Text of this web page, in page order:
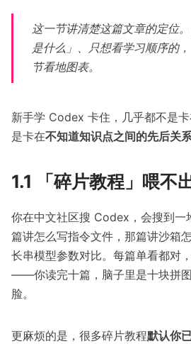
这一节讲清楚这篇文章的定位
是什么」、只想看学习顺序的
节看地图表。
新手学 Codex 卡住，几乎都不是
是卡在不知道知识点之间的先后关
1.1 「碎片教程」喂不
你在中文社区搜 Codex，会搜到一
篇讲怎么写指令文件，那篇讲沙箱
长串模型参数对比。每篇单看都对
——你读完十篇，脑子里是十块拼
脸。
更麻烦的是，很多碎片教程默认你